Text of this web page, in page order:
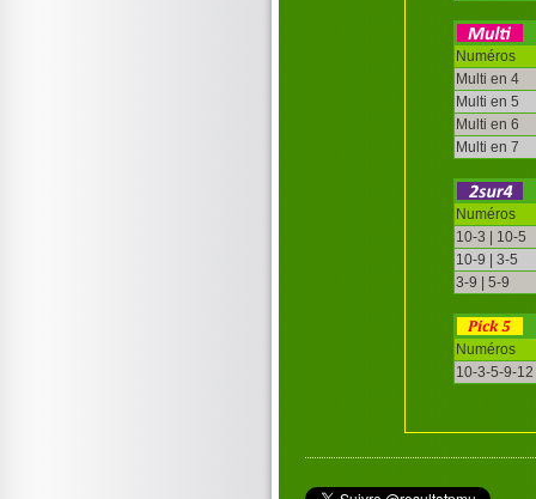
Numéros
Multi en 4
Multi en 5
Multi en 6
Multi en 7
Numéros
10-3 | 10-5
10-9 | 3-5
3-9 | 5-9
Numéros
10-3-5-9-12